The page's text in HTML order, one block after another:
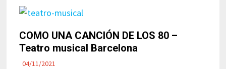
COMO UNA CANCIÓN DE LOS 80 –
Teatro musical Barcelona
04/11/2021